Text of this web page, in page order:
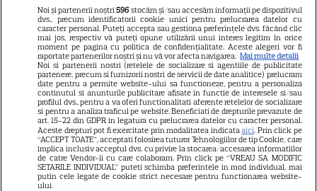
29
care durează de peste 10 ani
7
VEDETE STRĂINE
O mai ții minte pe mama lui
Stifler din „American Pie”?
Jennifer Coolidge, la 64 de ani,
dezvăluie greșeala pe care o
regretă și astăzi
VEDETE ROMÂNEŞTI
Noi și partenerii noștri596 stocăm și/sau accesăm informații pe dispozitivul
dvs., precum identificatorii cookie unici pentru prelucrarea datelor cu
caracter personal. Puteți accepta sau gestiona preferințele dvs. făcând clic
mai jos, respectiv vă puteți opune utilizării unui interes legitim în orice
moment pe pagina cu politica de confidențialitate. Aceste alegeri vor fi
raportate partenerilor noștri și nu vă vor afecta navigarea. Mai multe detalii
Noi si partenerii nostri (retelele de socializare si agentiile de publicitate
partenere, precum si furnizorii nostri de servicii de date analitice) prelucram
date pentru a permite website-ului sa functioneze, pentru a personaliza
continutul si anunturile publicitare afisate in functie de interesele si/sau
profilul dvs., pentru a va oferi functionalitati aferente retelelor de socializare
si pentru a analiza traficul pe website. Beneficiati de drepturile prevazute de
art. 15-22 din GDPR in legatura cu prelucrarea datelor cu caracter personal.
Aceste drepturi pot fi exercitate prin modalitatea indicataaici. Prin click pe
“ACCEPT TOATE”, acceptati folosirea tuturor Tehnologiilor de tip Cookie, care
implica inclusiv acceptul dvs. cu privire la stocarea/accesarea informatiilor
de catre Vendor-ii cu care colaboram. Prin click pe “VREAU SA MODIFIC
SETARILE INDIVIDUAL” puteti schimba preferintele in mod individual, mai
putin cele legate de cookie strict necesare pentru functionarea website-
ului.